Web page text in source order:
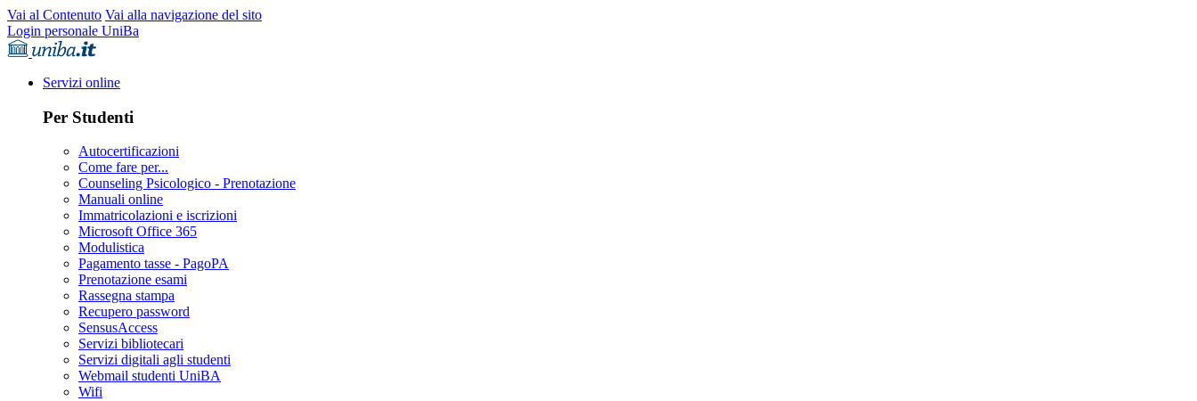
Vai al Contenuto Vai alla navigazione del sito
Login personale UniBa
Servizi online
Per Studenti
Autocertificazioni
Come fare per...
Counseling Psicologico - Prenotazione
Manuali online
Immatricolazioni e iscrizioni
Microsoft Office 365
Modulistica
Pagamento tasse - PagoPA
Prenotazione esami
Rassegna stampa
Recupero password
SensusAccess
Servizi bibliotecari
Servizi digitali agli studenti
Webmail studenti UniBA
Wifi